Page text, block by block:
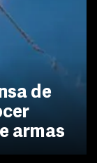
de
armas